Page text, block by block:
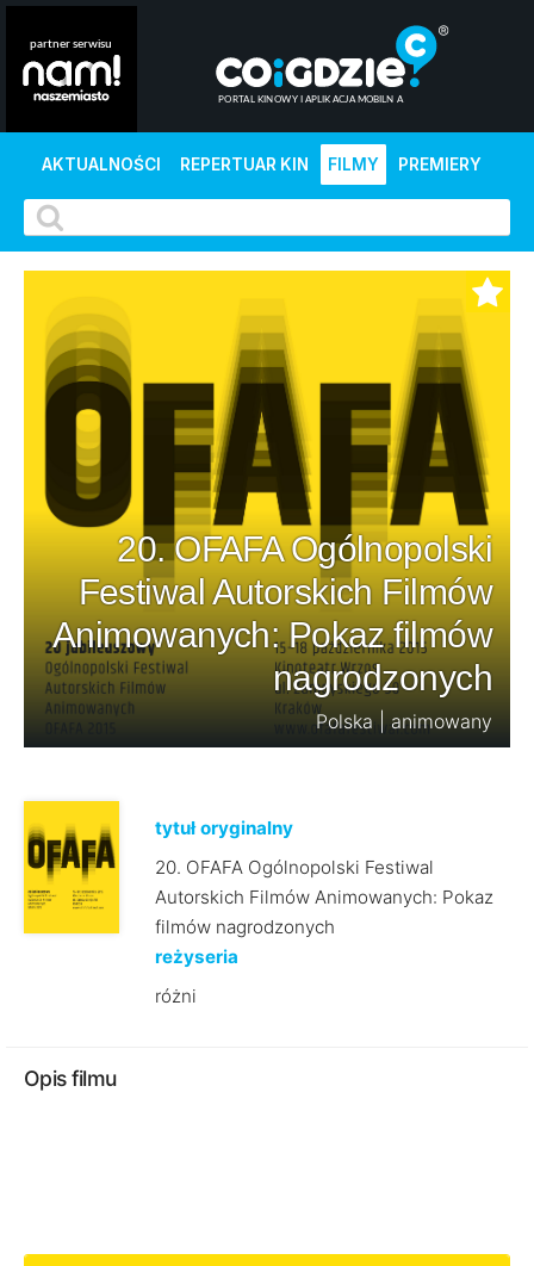
AKTUALNOŚCI REPERTUAR KIN FILMY PREMIERY
20. OFAFA Ogólnopolski
Festiwal Autorskich Filmów
Animowanych: Pokaz filmów
nagrodzonych
Polska | animowany
tytuł oryginalny
20. OFAFA Ogólnopolski Festiwal
Autorskich Filmów Animowanych: Pokaz
filmów nagrodzonych
reżyseria
różni
Opis filmu